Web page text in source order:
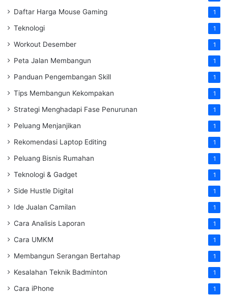
Daftar Harga Mouse Gaming 1
Teknologi 1
Workout Desember 1
Peta Jalan Membangun 1
Panduan Pengembangan Skill 1
Tips Membangun Kekompakan 1
Strategi Menghadapi Fase Penurunan 1
Peluang Menjanjikan 1
Rekomendasi Laptop Editing 1
Peluang Bisnis Rumahan 1
Teknologi & Gadget 1
Side Hustle Digital 1
Ide Jualan Camilan 1
Cara Analisis Laporan 1
Cara UMKM 1
Membangun Serangan Bertahap 1
Kesalahan Teknik Badminton 1
Cara iPhone 1